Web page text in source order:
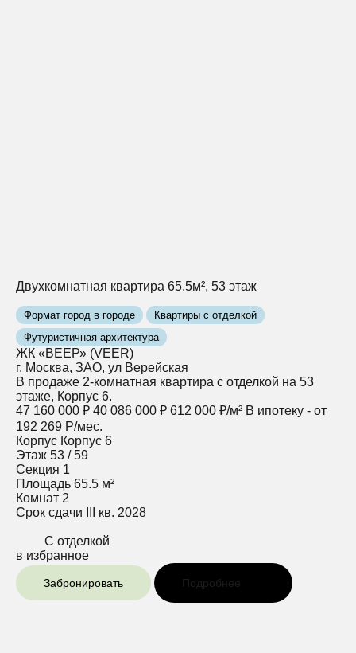
Двухкомнатная квартира 65.5м², 53 этаж
Формат город в городе
Квартиры с отделкой
Футуристичная архитектура
ЖК «ВЕЕР» (VEER)
г. Москва, ЗАО, ул Верейская
В продаже 2-комнатная квартира с отделкой на 53
этаже, Корпус 6.
47 160 000 ₽ 40 086 000 ₽ 612 000 ₽/м² В ипотеку - от
192 269 Р/мес.
Корпус Корпус 6
Этаж 53 / 59
Секция 1
Площадь 65.5 м²
Комнат 2
Срок сдачи
III кв. 2028
С отделкой
в избранное
Забронировать Подробнее